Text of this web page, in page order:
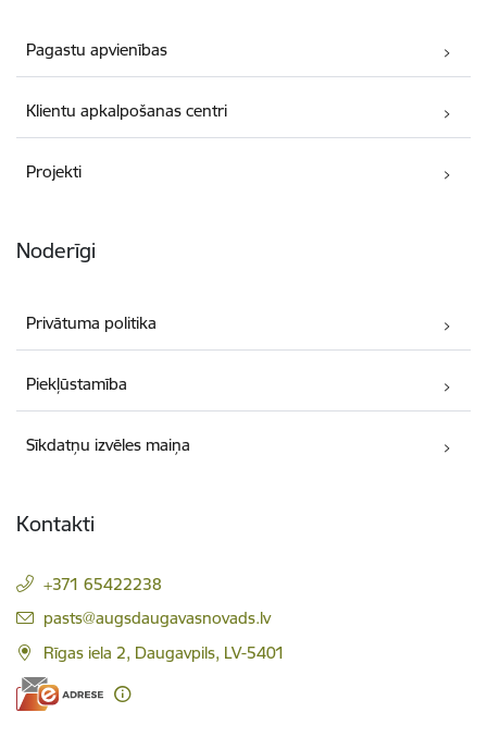
Pagastu apvienības
Klientu apkalpošanas centri
Projekti
Noderīgi
Privātuma politika
Piekļūstamība
Sīkdatņu izvēles maiņa
Kontakti
+371 65422238
E-pasts:
pasts@augsdaugavasnovads.lv
Rīgas iela 2, Daugavpils, LV-5401